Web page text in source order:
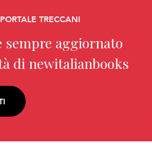
TRECCANI
sempre aggiornato
di newitalianbooks